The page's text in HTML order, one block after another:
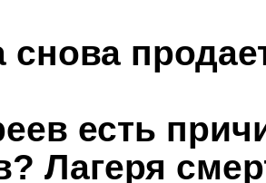
есть
Лагеря